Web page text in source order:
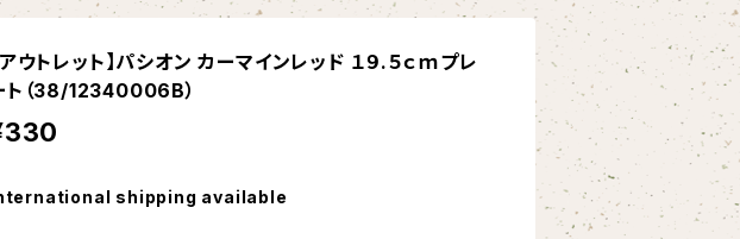
アウトレット】パシオン カーマインレッド １９.５ｃｍプレ
ト（38/12340006B）
shipping available